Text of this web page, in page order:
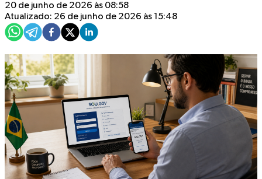
20 de junho de 2026 às 08:58
Atualizado: 26 de junho de 2026 às 15:48